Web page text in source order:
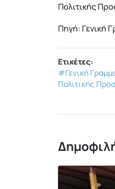
Πολιτικής
Πηγή: Γενική
Ετικέτες:
#Γενική
Πολιτικής